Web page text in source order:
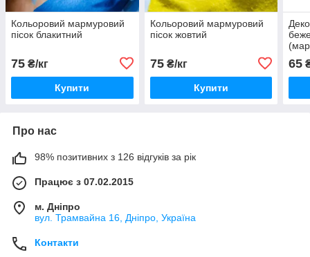
Кольоровий мармуровий
пісок блакитний
75 ₴/кг
Купити
Кольоровий мармуровий
пісок жовтий
75₴/кг
Купити
65
Про нас
98% позитивних з 126 відгуків за рік
Працює з 07.02.2015
м. Дніпро
вул. Трамвайна 16, Дніпро, Україна
Контакти